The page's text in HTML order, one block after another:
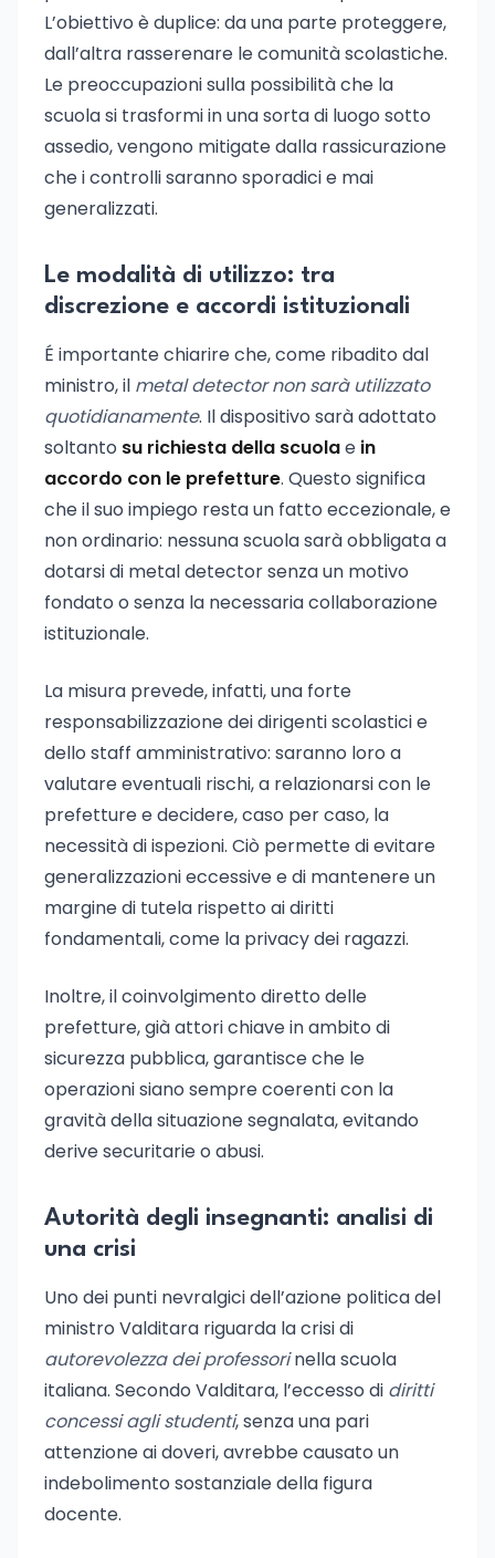
L’obiettivo è duplice: da una parte proteggere,
dall’altra rasserenare le comunità scolastiche.
Le preoccupazioni sulla possibilità che la
scuola si trasformi in una sorta di luogo sotto
assedio, vengono mitigate dalla rassicurazione
che i controlli saranno sporadici e mai
generalizzati.
Le modalità di utilizzo: tra
discrezione e accordi istituzionali
É importante chiarire che, come ribadito dal
ministro, il metal detector non sarà utilizzato
quotidianamente. Il dispositivo sarà adottato
soltanto su richiesta della scuolae in
accordo con le prefetture. Questo significa
che il suo impiego resta un fatto eccezionale, e
non ordinario: nessuna scuola sarà obbligata a
dotarsi di metal detector senza un motivo
fondato o senza la necessaria collaborazione
istituzionale.
La misura prevede, infatti, una forte
responsabilizzazione dei dirigenti scolastici e
dello staff amministrativo: saranno loro a
valutare eventuali rischi, a relazionarsi con le
prefetture e decidere, caso per caso, la
necessità di ispezioni. Ciò permette di evitare
generalizzazioni eccessive e di mantenere un
margine di tutela rispetto ai diritti
fondamentali, come la privacy dei ragazzi.
Inoltre, il coinvolgimento diretto delle
prefetture, già attori chiave in ambito di
sicurezza pubblica, garantisce che le
operazioni siano sempre coerenti con la
gravità della situazione segnalata, evitando
derive securitarie o abusi.
Autorità degli insegnanti: analisi di
una crisi
Uno dei punti nevralgici dell’azione politica del
ministro Valditara riguarda la crisi di
autorevolezza dei professorinella scuola
italiana. Secondo Valditara, l’eccesso di diritti
concessi agli studenti, senza una pari
attenzione ai doveri, avrebbe causato un
indebolimento sostanziale della figura
docente.